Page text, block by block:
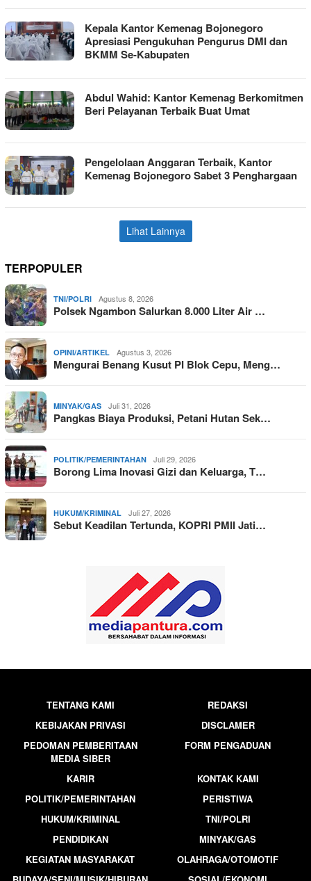
Kepala Kantor Kemenag Bojonegoro
Apresiasi Pengukuhan Pengurus DMI dan
BKMM Se-Kabupaten
Abdul Wahid: Kantor Kemenag Berkomitmen
Beri Pelayanan Terbaik Buat Umat
Pengelolaan Anggaran Terbaik, Kantor
Kemenag Bojonegoro Sabet 3 Penghargaan
Lihat Lainnya
TERPOPULER
TNI/POLRI Agustus 8, 2026
Polsek Ngambon Salurkan 8.000 Liter Air …
OPINI/ARTIKEL Agustus 3, 2026
Mengurai Benang Kusut PI Blok Cepu, Meng…
MINYAK/GAS Juli 31, 2026
Pangkas Biaya Produksi, Petani Hutan Sek…
POLITIK/PEMERINTAHAN Juli 29, 2026
Borong Lima Inovasi Gizi dan Keluarga, T…
HUKUM/KRIMINAL Juli 27, 2026
Sebut Keadilan Tertunda, KOPRI PMII Jati…
TENTANG KAMI
REDAKSI
KEBIJAKAN PRIVASI
DISCLAMER
PEDOMAN PEMBERITAAN
MEDIA SIBER
FORM PENGADUAN
KARIR
KONTAK KAMI
POLITIK/PEMERINTAHAN
PERISTIWA
HUKUM/KRIMINAL
TNI/POLRI
PENDIDIKAN
MINYAK/GAS
KEGIATAN MASYARAKAT
OLAHRAGA/OTOMOTIF